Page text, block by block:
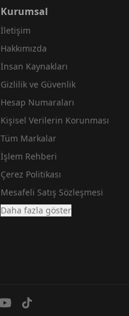
Kurumsal
İletişim
Hakkımızda
İnsan Kaynakları
Gizlilik ve Güvenlik
Hesap Numaraları
Kişisel Verilerin Korunması
Tüm Markalar
İşlem Rehberi
Çerez Politikası
Mesafeli Satış Sözleşmesi
Daha fazla göster